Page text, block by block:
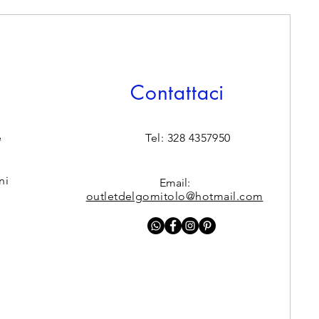
Contattaci
Tel: 328 4357950
Email:
outletdelgomitolo@hotmail.com